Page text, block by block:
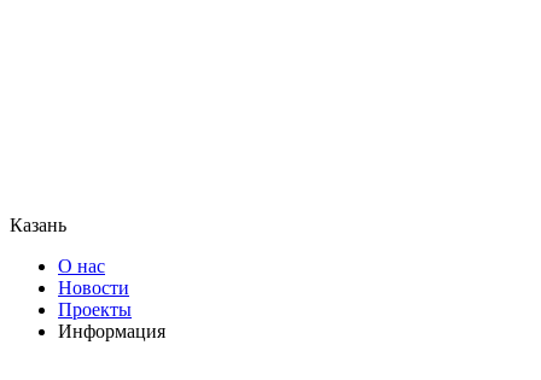
Казань
О нас
Новости
Проекты
Информация